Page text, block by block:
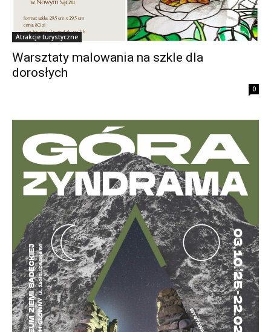
Atrakcje turystyczne
Warsztaty malowania na szkle dla
dorosłych
0